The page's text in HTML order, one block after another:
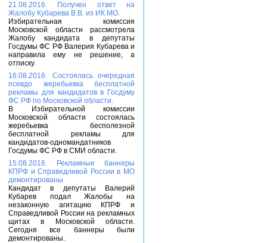
21.08.2016. Получен ответ на
Жалобу Кубарева В.В. из ИК МО.
Избирательная комиссия
Московской области рассмотрела
Жалобу кандидата в депутаты
Госдумы ФС РФ Валерия Кубарева и
направила ему не решение, а
отписку.
16.08.2016. Состоялась очередная
псевдо жеребьевка бесплатной
рекламы для кандидатов в Госдуму
ФС РФ по Московской области.
В Избирательной комиссии
Московской области состоялась
жеребьевка бесполезной
бесплатной рекламы для
кандидатов-одномандатников
Госдумы ФС РФ в СМИ области.
15.08.2016. Рекламные баннеры
КПРФ и Справедливой России в МО
демонтированы.
Кандидат в депутаты Валерий
Кубарев подал Жалобы на
незаконную агитацию КПРФ и
Справедливой России на рекламных
щитах в Московской области.
Сегодня все баннеры были
демонтированы.